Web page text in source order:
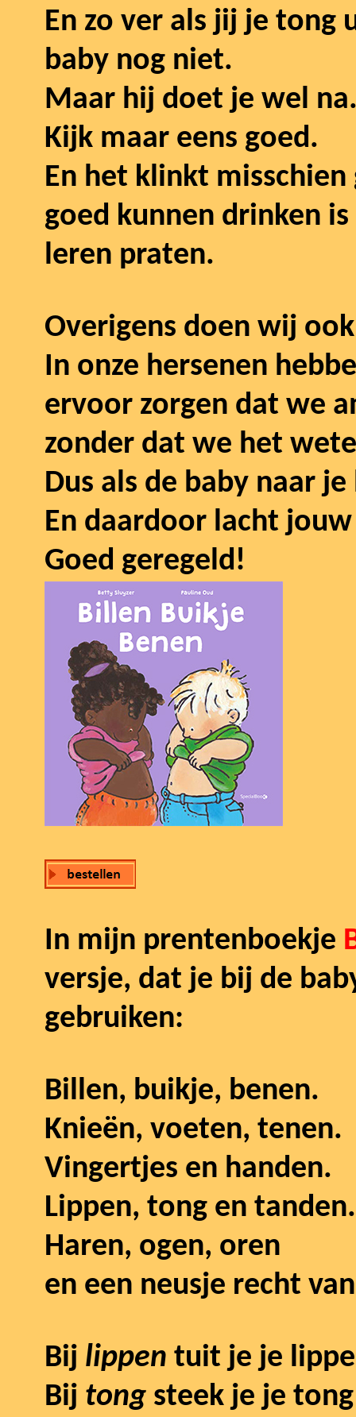
En zo ver als jij je
baby nog niet.
Maar hij doet je wel
Kijk maar eens goed.
En het klinkt
goed kunnen drinken
leren praten.
Overigens doen wij
In onze hersenen
ervoor zorgen dat we
zonder dat we het
Dus als de baby naar
En daardoor lacht
Goed geregeld!
In mijn prentenboekje
versje, dat je bij de
gebruiken:
Billen, buikje, benen.
Knieën, voeten, tenen.
Vingertjes en handen.
Lippen, tong en tanden.
Haren, ogen, oren
en een neusje recht
Bij lippen tuit je je
Bij tong steek je je